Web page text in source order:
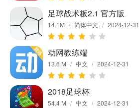
足球战术板2.1 官方版
14.1M / 简体中文 / 2024-12-31
动网教练端
13.6 M / 中文 / 2024-12-31
2018足球杯
54.4 M / 中文 / 2024-12-31